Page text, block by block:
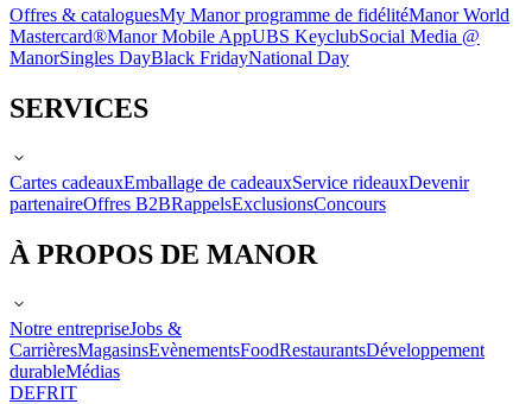
Offres & cataloguesMy Manor programme de fidélitéManor World
Mastercard®Manor Mobile AppUBS KeyclubSocial Media @
ManorSingles DayBlack FridayNational Day
SERVICES
Cartes cadeauxEmballage de cadeauxService rideauxDevenir
partenaireOffres B2BRappelsExclusionsConcours
À PROPOS DE MANOR
Notre entrepriseJobs &
CarrièresMagasinsEvènementsFoodRestaurantsDéveloppement
durableMédias
DEFRIT